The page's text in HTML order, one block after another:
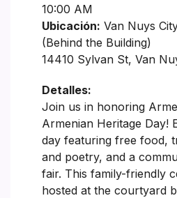
10:00 AM
Ubicación: Van Nuys
(Behind the Building)
14410 Sylvan St, Van
Detalles:
Join us in honoring
Armenian Heritage Day!
day featuring free food,
and poetry, and a
fair. This family-friendly
hosted at the courtyard